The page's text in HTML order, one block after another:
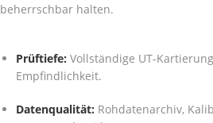
beherrschbar halten.
Prüftiefe: Vollständige UT-
Empfindlichkeit.
Datenqualität: Rohdatenarchiv,